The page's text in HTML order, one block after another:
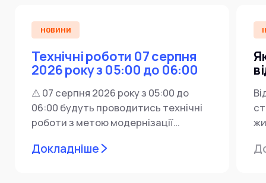
НОВИНИ
Технічні роботи 07 серпня
2026 року з 05:00 до 06:00
⚠️ 07 серпня 2026 року з 05:00 до
06:00 будуть проводитись технічні
роботи з метою модернізації
Докладніше